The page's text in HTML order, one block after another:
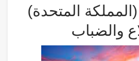
(المملكة المتحدة)
والضباب